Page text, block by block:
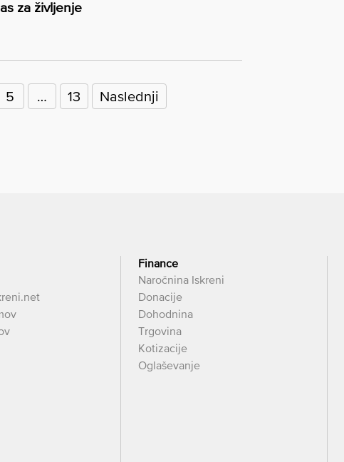
za življenje
5 … 13 Naslednji
Finance
Naročnina Iskreni
Donacije
Dohodnina
Trgovina
Kotizacije
Oglaševanje